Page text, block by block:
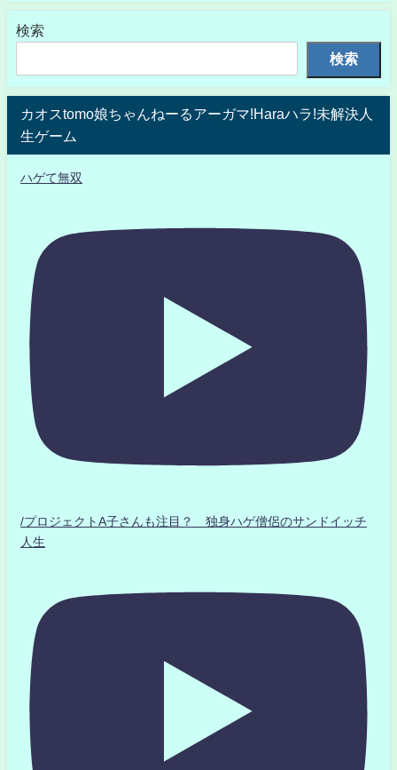
検索
検索
カオスtomo娘ちゃんねーるアーガマ!Haraハラ!未解決人
生ゲーム
ハゲて無双
/プロジェクトA子さんも注目？ 独身ハゲ僧侶のサンドイッチ
人生